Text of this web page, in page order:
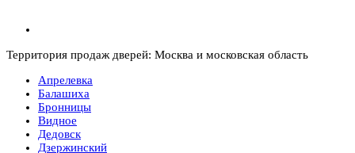
Территория продаж дверей: Москва и московская область
Апрелевка
Балашиха
Бронницы
Видное
Дедовск
Дзержинский